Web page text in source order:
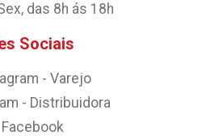
das 8h ás 18h
Sociais
- Varejo
- Distribuidora
Facebook